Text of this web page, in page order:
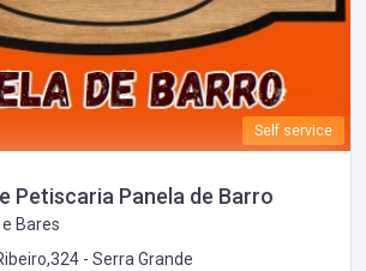
Self service
Petiscaria Panela de Barro
Bares
- Serra Grande